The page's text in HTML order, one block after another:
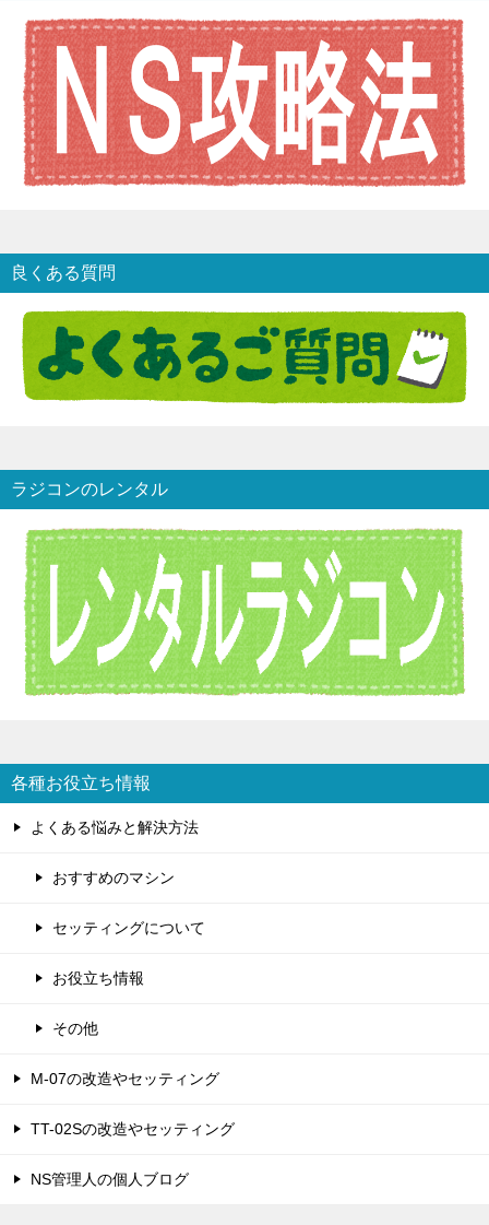
良くある質問
ラジコンのレンタル
各種お役立ち情報
よくある悩みと解決方法
おすすめのマシン
セッティングについて
お役立ち情報
その他
M-07の改造やセッティング
TT-02Sの改造やセッティング
NS管理人の個人ブログ